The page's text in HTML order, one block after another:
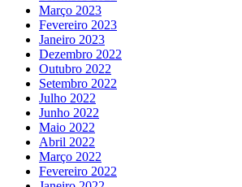
Março 2023
Fevereiro 2023
Janeiro 2023
Dezembro 2022
Outubro 2022
Setembro 2022
Julho 2022
Junho 2022
Maio 2022
Abril 2022
Março 2022
Fevereiro 2022